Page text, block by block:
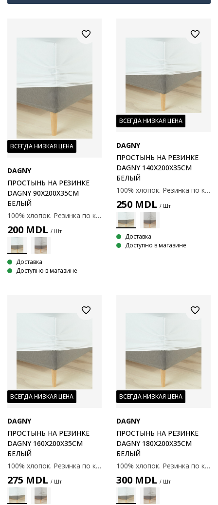
ВСЕГДА НИЗКАЯ ЦЕНА
DAGNY
ПРОСТЫНЬ НА РЕЗИНКЕ
DAGNY 90X200X35СМ
БЕЛЫЙ
100% хлопок. Резинка по краям. С эластичными углами. 90x200x35 см
200 MDL / Шт
Доставка
Доступно в магазине
ВСЕГДА НИЗКАЯ ЦЕНА
DAGNY
ПРОСТЫНЬ НА РЕЗИНКЕ
DAGNY 140X200X35СМ
БЕЛЫЙ
100% хлопок. Резинка по краям. С эластичными углами. 140х200х35 см
250 MDL / Шт
Доставка
Доступно в магазине
ВСЕГДА НИЗКАЯ ЦЕНА
DAGNY
ПРОСТЫНЬ НА РЕЗИНКЕ
DAGNY 160X200X35СМ
БЕЛЫЙ
100% хлопок. Резинка по краям. С эластичными углами. 160x200x35 см
275 MDL / Шт
ВСЕГДА НИЗКАЯ ЦЕНА
DAGNY
ПРОСТЫНЬ НА РЕЗИНКЕ
DAGNY 180X200X35СМ
БЕЛЫЙ
100% хлопок. Резинка по краям. С эластичными углами. 180х200х35 см
300 MDL / Шт